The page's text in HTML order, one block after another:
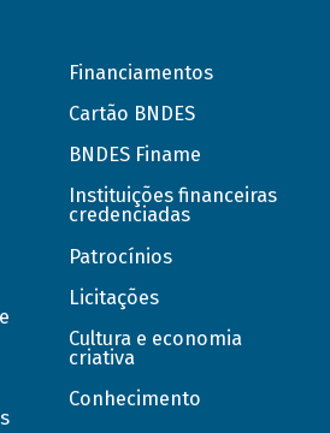
Financiamentos
Cartão BNDES
BNDES Finame
Instituições financeiras
credenciadas
Patrocínios
Licitações
Cultura e economia
criativa
Conhecimento